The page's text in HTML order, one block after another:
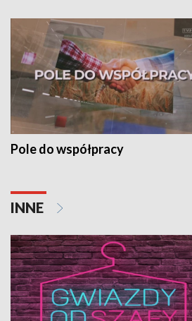
Pole do współpracy
INNE